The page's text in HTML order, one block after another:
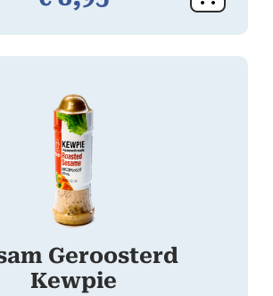
Geroosterd
Kewpie